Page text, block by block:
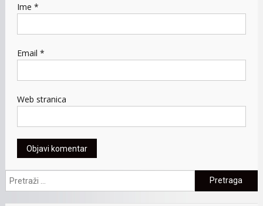
Ime *
Email *
Web stranica
Pretraga: